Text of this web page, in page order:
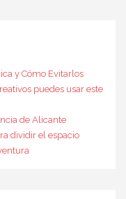
y Cómo Evitarlos
puedes usar este
de Alicante
dividir el espacio